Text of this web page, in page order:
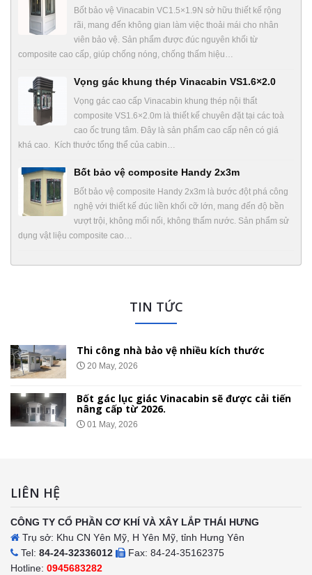
Bốt bảo vệ Vinacabin VC1.5×1.9N sở hữu thiết kế rộng
rãi, mang đến không gian làm việc thoải mái cho nhân
viên bảo vệ. Sản phẩm được đúc nguyên khối từ
composite cao cấp, giúp chống nóng, chống thấm hiệu…
Vọng gác khung thép Vinacabin VS1.6×2.0
Vọng gác cao cấp Vinacabin khung thép nội thất
composite VS1.6×2.0m là thiết kế chuyên đặt tại các toà
cao ốc trung tâm. Đây là sản phẩm cao cấp nên có giá
khá cao. Kích thước tổng thể của cabin…
Bốt bảo vệ composite Handy 2x3m
Bốt bảo vệ composite Handy 2x3m là bước đột phá công
nghệ với thiết kế đúc liền khối cỡ lớn, mang đến độ bền
vượt trội, không mối nối, không thấm nước. Sản phẩm sử
dụng vật liệu composite cao…
TIN TỨC
Nhà bảo vệ gắn bánh xe di chuyển
01 May, 2026
Chốt Bảo Vệ Bằng Tôn Xốp – Thi Công Báo
Giá Lắp Đặt Tại 34 Tỉnh Thành
26 Apr, 2026
LIÊN HỆ
CÔNG TY CỔ PHẦN CƠ KHÍ VÀ XÂY LẮP THÁI HƯNG
Trụ sở: Khu CN Yên Mỹ, H Yên Mỹ, tỉnh Hưng Yên
Tel: 84-24-32336012
Fax: 84-24-35162375
Hotline: 0945683282